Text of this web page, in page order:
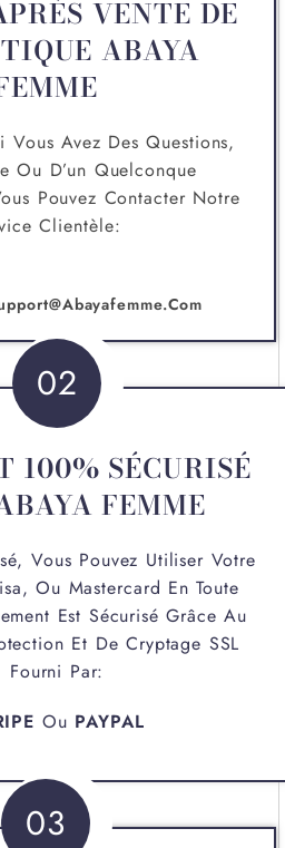
VENTE DE
ABAYA
Vous Avez Des Questions,
Ou D’un Quelconque
Pouvez Contacter Notre
Clientèle:
02
100% SÉCURISÉ
FEMME
Vous Pouvez Utiliser Votre
Ou Mastercard En Toute
Est Sécurisé Grâce Au
Et De Cryptage SSL
Fourni Par:
Ou PAYPAL
03